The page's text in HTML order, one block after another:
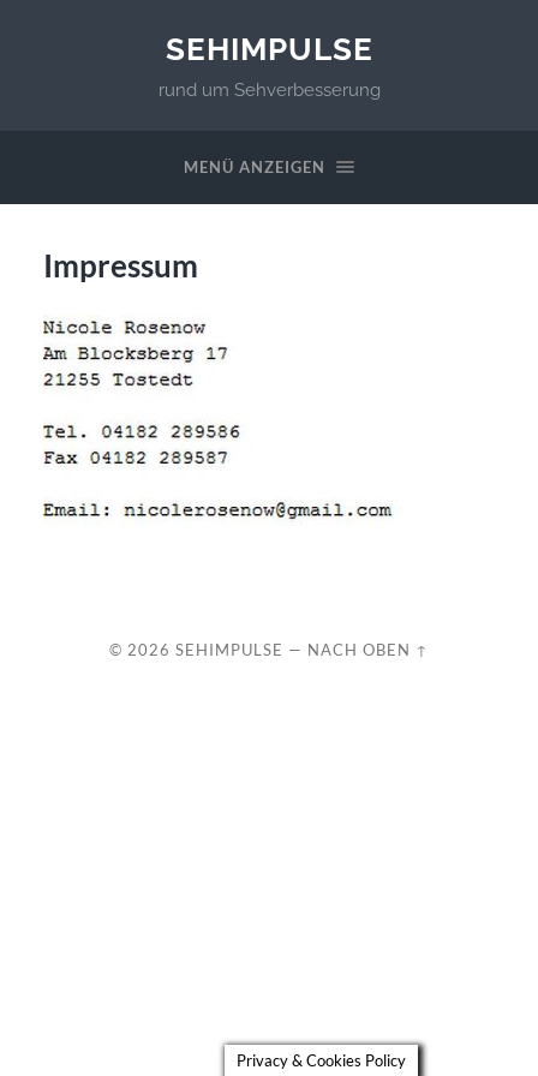
SEHIMPULSE
rund um Sehverbesserung
MENÜ ANZEIGEN
Impressum
© 2026 SEHIMPULSE — NACH OBEN ↑
Privacy & Cookies Policy